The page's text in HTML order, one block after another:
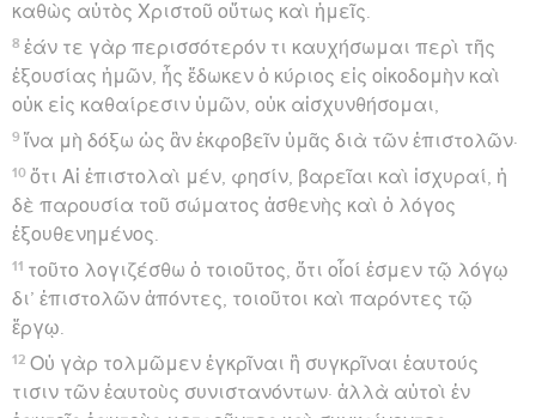
καθὼς αὐτὸς Χριστοῦ οὕτως καὶ ἡμεῖς.
8 ἐάν τε γὰρ περισσότερόν τι καυχήσωμαι περὶ τῆς
ἐξουσίας ἡμῶν, ἧς ἔδωκεν ὁ κύριος εἰς οἰκοδομὴν καὶ
οὐκ εἰς καθαίρεσιν ὑμῶν, οὐκ αἰσχυνθήσομαι,
9 ἵνα μὴ δόξω ὡς ἂν ἐκφοβεῖν ὑμᾶς διὰ τῶν ἐπιστολῶν·
10 ὅτι Αἱ ἐπιστολαὶ μέν, φησίν, βαρεῖαι καὶ ἰσχυραί, ἡ
δὲ παρουσία τοῦ σώματος ἀσθενὴς καὶ ὁ λόγος
ἐξουθενημένος.
11 τοῦτο λογιζέσθω ὁ τοιοῦτος, ὅτι οἷοί ἐσμεν τῷ λόγῳ
δι’ ἐπιστολῶν ἀπόντες, τοιοῦτοι καὶ παρόντες τῷ
ἔργῳ.
12 Οὐ γὰρ τολμῶμεν ἐγκρῖναι ἢ συγκρῖναι ἑαυτούς
τισιν τῶν ἑαυτοὺς συνιστανόντων· ἀλλὰ αὐτοὶ ἐν